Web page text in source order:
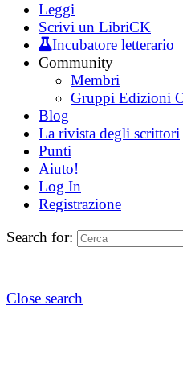
Leggi
Scrivi un LibriCK
Incubatore letterario
Community
Membri
Gruppi Edizioni
Blog
La rivista degli scrittori
Punti
Aiuto!
Log In
Registrazione
Search for:
Close search